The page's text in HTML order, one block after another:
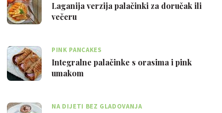
Laganija verzija palačinki za doručak ili
večeru
PINK PANCAKES
Integralne palačinke s orasima i pink
umakom
NA DIJETI BEZ GLADOVANJA